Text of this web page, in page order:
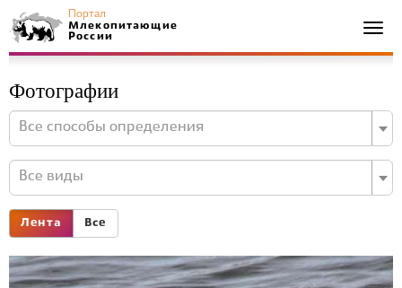
Портал
Млекопитающие
России
Фотографии
Все способы определения
Все виды
Лента Все